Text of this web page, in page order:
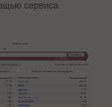
сервиса